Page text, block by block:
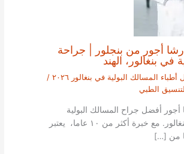
أجور من بنجلور | جراحة
في بنغالور، الهند
المسالك البولية في بنغالور ٢٠٢٦
/
الطبي
أجور أفضل جراح المسالك البولية
والبروستات في بنغالور. مع خبرة أكثر من ١٠ عاما، يعتبر
من […]